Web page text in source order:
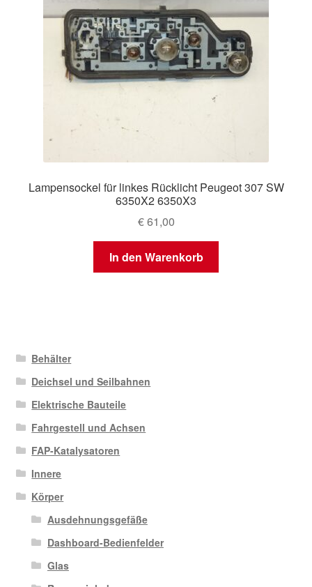
Lampensockel für linkes Rücklicht Peugeot 307 SW
6350X2 6350X3
€61,00
In den Warenkorb
Behälter
Deichsel und Seilbahnen
Elektrische Bauteile
Fahrgestell und Achsen
FAP-Katalysatoren
Innere
Körper
Ausdehnungsgefäße
Dashboard-Bedienfelder
Glas